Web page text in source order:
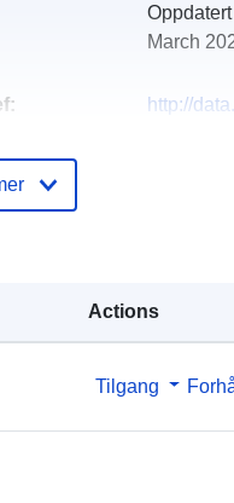
Actions
Tilgang
March
http://